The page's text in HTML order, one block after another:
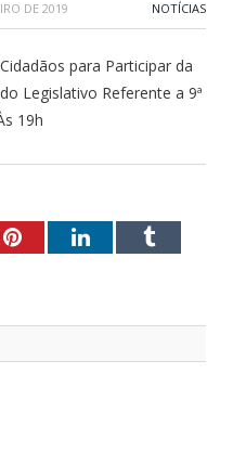
DE 2019 NOTÍCIAS
para Participar da
Legislativo Referente a 9ª
19h
PinterestLinkedInTumblr